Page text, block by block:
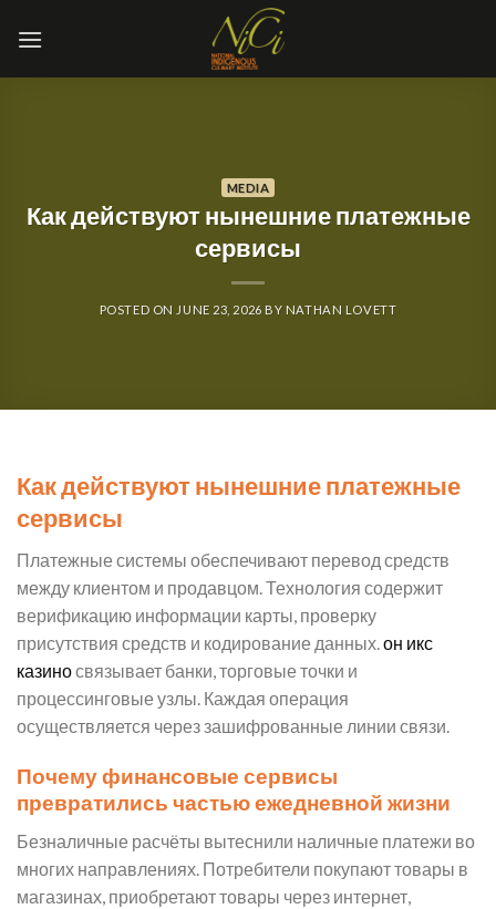
MEDIA
Как действуют нынешние платежные
сервисы
POSTED ON JUNE 23, 2026 BY NATHAN LOVETT
Как действуют нынешние платежные
сервисы
Платежные системы обеспечивают перевод средств
между клиентом и продавцом. Технология содержит
верификацию информации карты, проверку
присутствия средств и кодирование данных.он икс
казиносвязывает банки, торговые точки и
процессинговые узлы. Каждая операция
осуществляется через зашифрованные линии связи.
Почему финансовые сервисы
превратились частью ежедневной жизни
Безналичные расчёты вытеснили наличные платежи во
многих направлениях. Потребители покупают товары в
магазинах, приобретают товары через интернет,